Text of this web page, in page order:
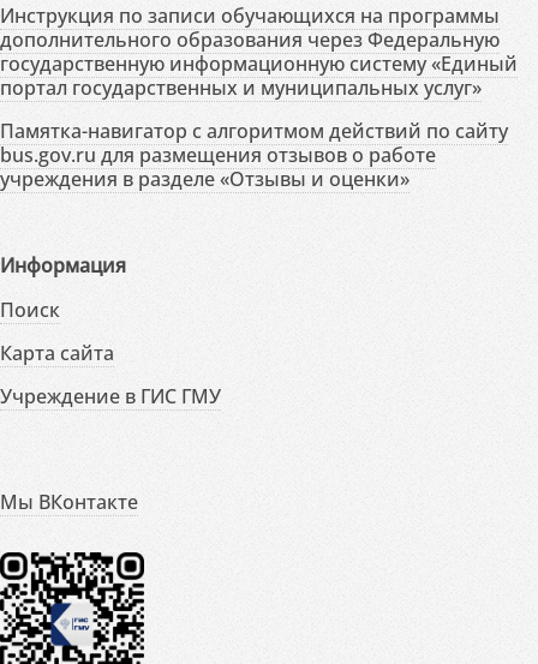
Инструкция по записи обучающихся на программы
дополнительного образования через Федеральную
государственную информационную систему «Единый
портал государственных и муниципальных услуг»
Памятка-навигатор с алгоритмом действий по сайту
bus.gov.ru для размещения отзывов о работе
учреждения в разделе «Отзывы и оценки»
Информация
Поиск
Карта сайта
Учреждение в ГИС ГМУ
Мы ВКонтакте